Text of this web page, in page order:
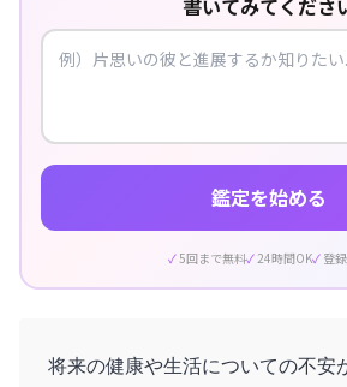
書いてみてくださ
鑑定を始める
5回まで無料 24時間OK 登
将来の健康や生活についての不安